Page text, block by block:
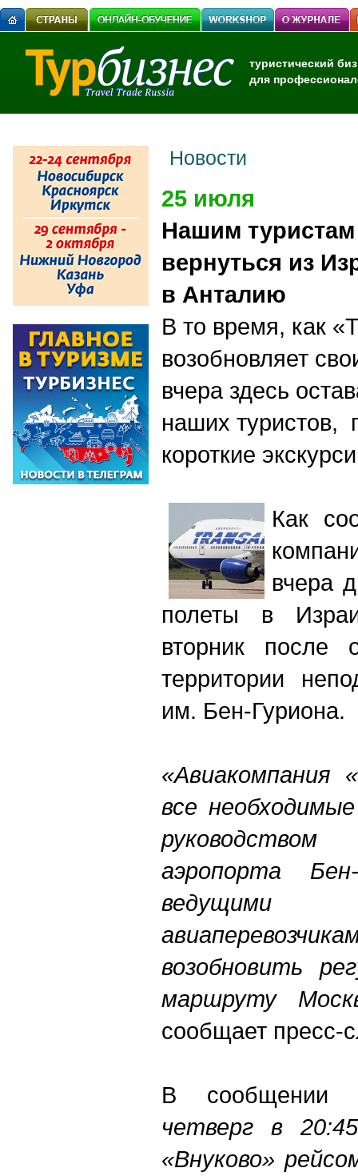
туристический
для
Новости
25 июля
Нашим туристам
вернуться из
в Анталию
В то время, как
возобновляет
вчера здесь
наших туристов,
короткие
Как
вчера
полеты в
вторник после
территории
им. Бен-Гуриона.
«Авиакомпания
все
аэропорта
возобновить
маршруту
сообщает пресс-
В сообщении
четверг в
«Внуково»